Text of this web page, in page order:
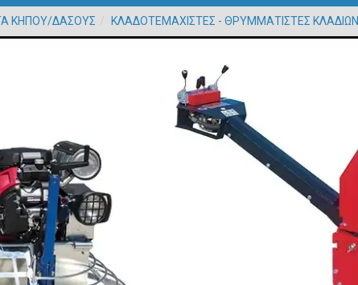
ΚΗΠΟΥ/ΔΑΣΟΥΣ ΚΛΑΔΟΤΕΜΑΧΙΣΤΕΣ - ΘΡΥΜΜΑΤΙΣΤΕΣ ΚΛΑΔΙΩΝ